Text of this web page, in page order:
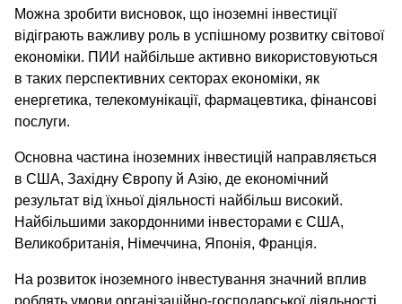
Можна зробити висновок, що іноземні інвестиції
відіграють важливу роль в успішному розвитку світової
економіки. ПИИ найбільше активно використовуються
в таких перспективних секторах економіки, як
енергетика, телекомунікації, фармацевтика, фінансові
послуги.
Основна частина іноземних інвестицій направляється
в США, Західну Європу й Азію, де економічний
результат від їхньої діяльності найбільш високий.
Найбільшими закордонними інвесторами є США,
Великобританія, Німеччина, Японія, Франція.
На розвиток іноземного інвестування значний вплив
роблять умови організаційно-господарської діяльності